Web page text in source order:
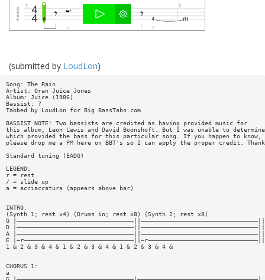
(submitted by LoudLon)
Song: The Rain
Artist: Oran Juice Jones
Album: Juice (1986)
Bassist: ?
Tabbed by LoudLon for Big BassTabs.com
BASSIST NOTE: Two bassists are credited as having provided music for
this album, Leon Lewis and David Boonshoft. But I was unable to determine
which provided the bass for this particular song. If you happen to know,
please drop me a PM here on BBT's so I can apply the proper credit.
Standard tuning (EADG)
LEGEND:
r = rest
/ = slide up
a = acciaccatura (appears above bar)
INTRO:
(Synth 1; rest x4) (Drums in; rest x8) (Synth 2; rest x8)
G
D
A
E
1 & 2 & 3 & 4 & 1 & 2 & 3 & 4 & 1 & 2 & 3 & 4 &
CHORUS 1:
a